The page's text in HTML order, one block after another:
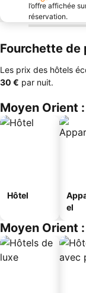
l’offre affichée
réservation.
Fourchette de
Les prix des hôtels
‎30 € par nuit.
Moyen Orient
Hôtel
el
Moyen Orient